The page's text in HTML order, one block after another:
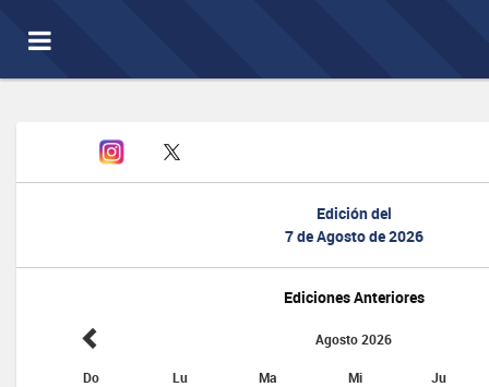
Toggle
navigation
Edición del
7 de Agosto de 2026
Ediciones Anteriores
Agosto 2026
Do Lu Ma Mi Ju